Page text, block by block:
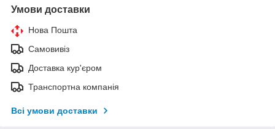
Умови доставки
Нова Пошта
Самовивіз
Доставка кур'єром
Транспортна компанія
Всі умови доставки